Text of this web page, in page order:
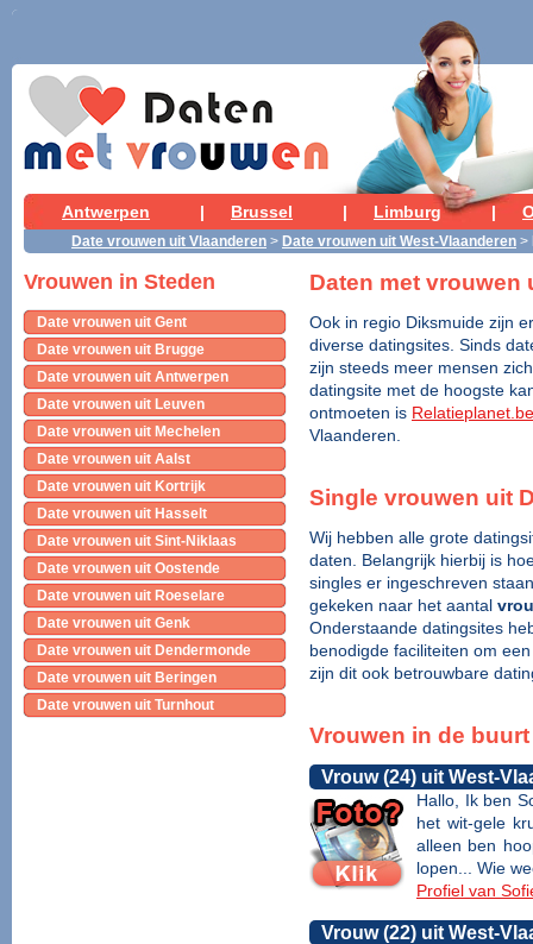
Antwerpen | Brussel | Limburg |
Date vrouwen uit Vlaanderen > Date vrouwen uit West-Vlaanderen >
Vrouwen in Steden
Date vrouwen uit Gent
Date vrouwen uit Brugge
Date vrouwen uit Antwerpen
Date vrouwen uit Leuven
Date vrouwen uit Mechelen
Date vrouwen uit Aalst
Date vrouwen uit Kortrijk
Date vrouwen uit Hasselt
Date vrouwen uit Sint-Niklaas
Date vrouwen uit Oostende
Date vrouwen uit Roeselare
Date vrouwen uit Genk
Date vrouwen uit Dendermonde
Date vrouwen uit Beringen
Date vrouwen uit Turnhout
Daten met vrouwen
Ook in regio Diksmuide zijn
diverse datingsites. Sinds
zijn steeds meer mensen
datingsite met de hoogste
ontmoeten is Relatieplanet.be
Vlaanderen.
Single vrouwen uit
Wij hebben alle grote
daten. Belangrijk hierbij is
singles er ingeschreven
gekeken naar het aantal
Onderstaande datingsites
benodigde faciliteiten om
zijn dit ook betrouwbare
Vrouwen in de
Vrouw (24) uit West-
Hallo, Ik ben
het wit-gele
alleen ben
lopen... Wie
Profiel van
Vrouw (22) uit West-